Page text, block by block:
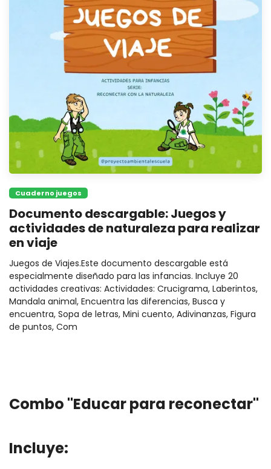
Cuaderno juegos
Documento descargable: Juegos y
actividades de naturaleza para realizar
en viaje
Juegos de Viajes.Este documento descargable está
especialmente diseñado para las infancias. Incluye 20
actividades creativas: Actividades: Crucigrama, Laberintos,
Mandala animal, Encuentra las diferencias, Busca y
encuentra, Sopa de letras, Mini cuento, Adivinanzas, Figura
de puntos, Com
Combo "Educar para reconectar"
Incluye: